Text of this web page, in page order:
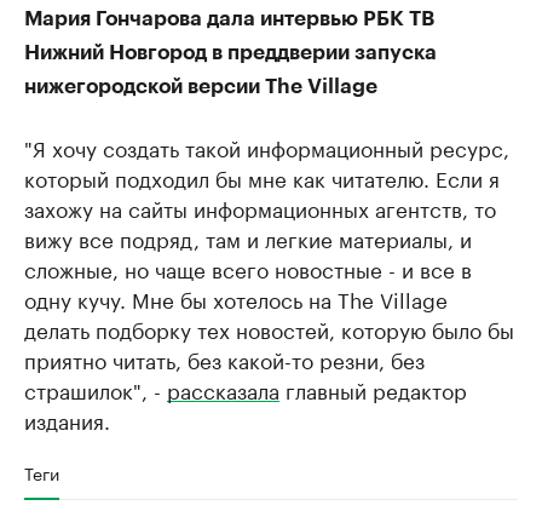
Мария Гончарова дала интервью РБК ТВ
Нижний Новгород в преддверии запуска
нижегородской версии The Village
"Я хочу создать такой информационный ресурс,
который подходил бы мне как читателю. Если я
захожу на сайты информационных агентств, то
вижу все подряд, там и легкие материалы, и
сложные, но чаще всего новостные - и все в
одну кучу. Мне бы хотелось на The Village
делать подборку тех новостей, которую было бы
приятно читать, без какой-то резни, без
страшилок", - рассказала главный редактор
издания.
Теги